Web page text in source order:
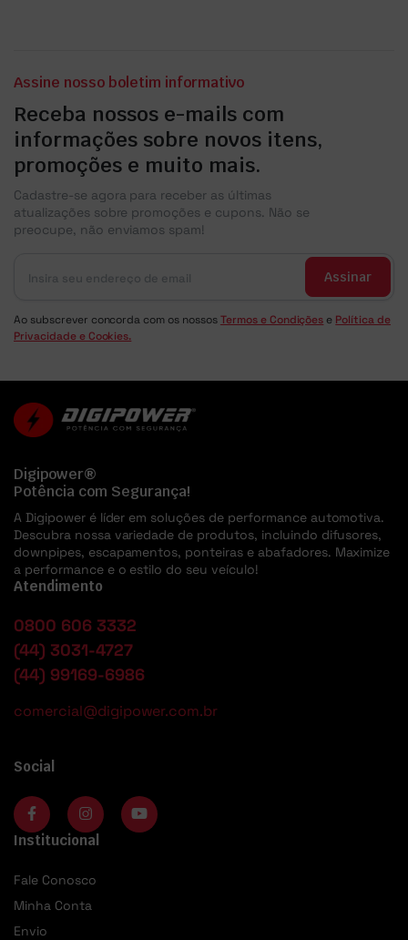
Assine nosso boletim informativo
Receba nossos e-mails com
informações sobre novos itens,
promoções e muito mais.
Cadastre-se agora para receber as últimas
atualizações sobre promoções e cupons. Não se
preocupe, não enviamos spam!
Assinar
Ao subscrever concorda com os nossosTermos e Condições e Política de
Privacidade e Cookies.
Digipower®
Potência com Segurança!
A Digipower é líder em soluções de performance automotiva.
Descubra nossa variedade de produtos, incluindo difusores,
downpipes, escapamentos, ponteiras e abafadores. Maximize
a performance e o estilo do seu veículo!
Atendimento
0800 606 3332
(44) 3031-4727
(44) 99169-6986
comercial@digipower.com.br
Social
Institucional
Fale Conosco
Minha Conta
Envio